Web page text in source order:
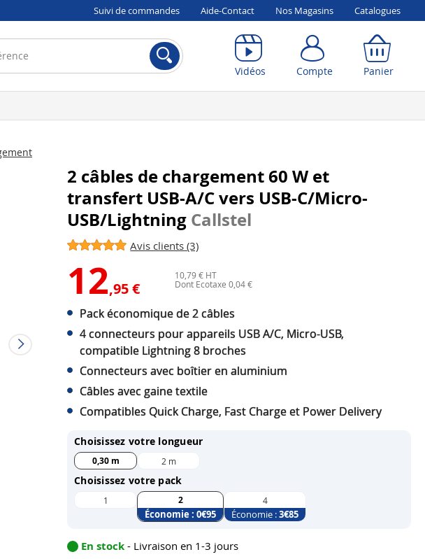
Suivi de commandes Aide-Contact Nos Magasins Catalogues
Vidéos Compte Panier
2 câbles de chargement 60 W et
transfert USB-A/C vers USB-C/Micro-
USB/Lightning Callstel
Avis clients (3)
12,95 €
10,79 € HT
Dont Ecotaxe 0,04 €
Pack économique de 2 câbles
4 connecteurs pour appareils USB A/C, Micro-USB,
compatible Lightning 8 broches
Connecteurs avec boîtier en aluminium
Câbles avec gaine textile
Compatibles Quick Charge, Fast Charge et Power Delivery
Choisissez votre longueur
0,30 m 2 m
Choisissez votre pack
1 2
Économie : 0€95
4
Économie :3€85
En stock - Livraison en 1-3 jours
Compte Panier